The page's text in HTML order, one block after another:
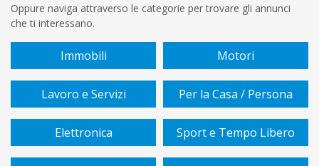
€
Oppure naviga attraverso le categorie per trovare gli annunci
che ti interessano.
Immobili Motori
Lavoro e Servizi Per la Casa / Persona
Elettronica Sport e Tempo Libero